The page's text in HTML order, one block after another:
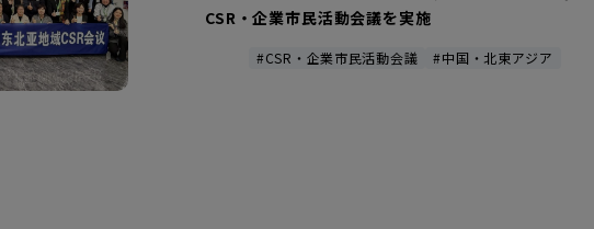
CSR・企業市民活動会議を実施
#CSR・企業市民活動会議 #中国・北東アジア